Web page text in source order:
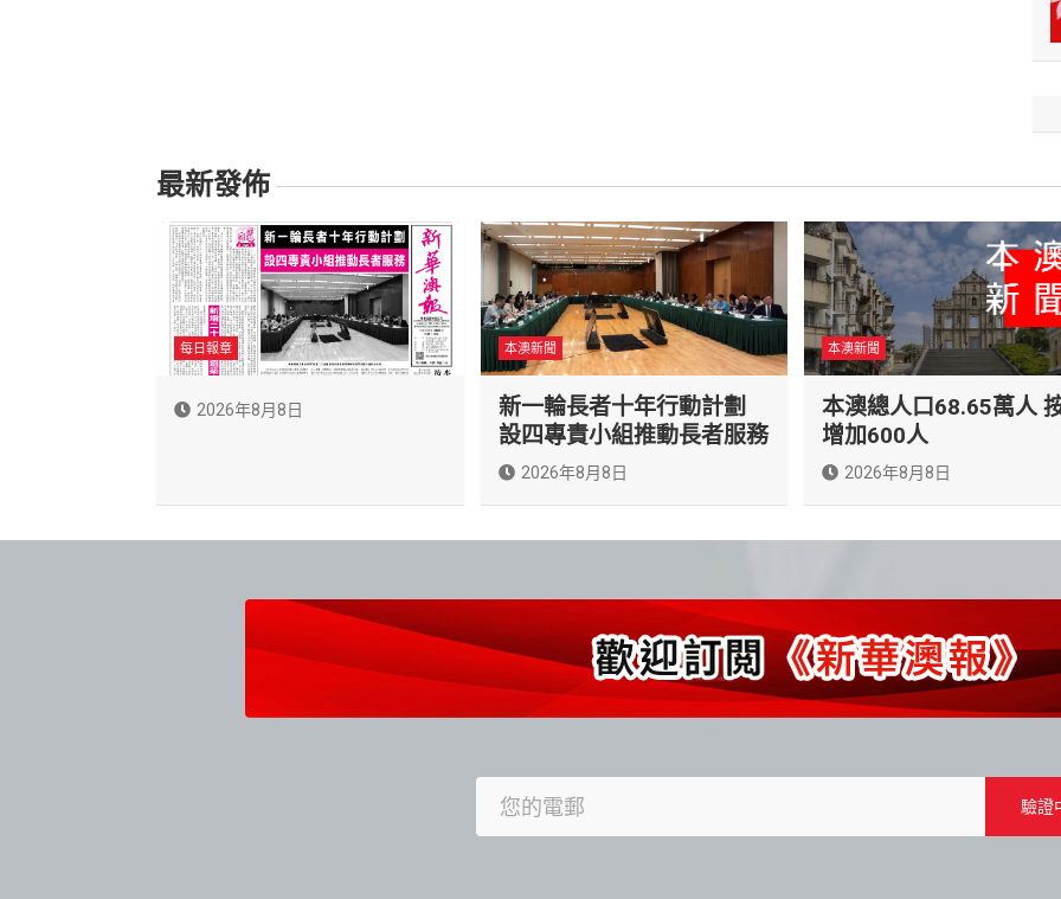
最新發佈
每日報章
2026年8月8日
本澳新聞
新一輪長者十年行動計劃
設四專責小組推動長者服務
2026年8月8日
本澳新聞
本澳總人口68.65萬人
增加600人
2026年8月8日